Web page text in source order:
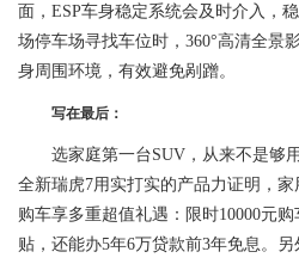
面，ESP车身稳定系统会及时介入，
场停车场寻找车位时，360°高清全景
身周围环境，有效避免剐蹭。
写在最后：
选家庭第一台SUV，从来不是够
全新瑞虎7用实打实的产品力证明，家
购车享多重超值礼遇：限时10000元
贴，还能办5年6万贷款前3年免息。